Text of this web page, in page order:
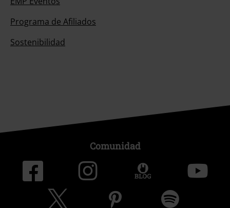
Programa de Afiliados
Sostenibilidad
Comunidad